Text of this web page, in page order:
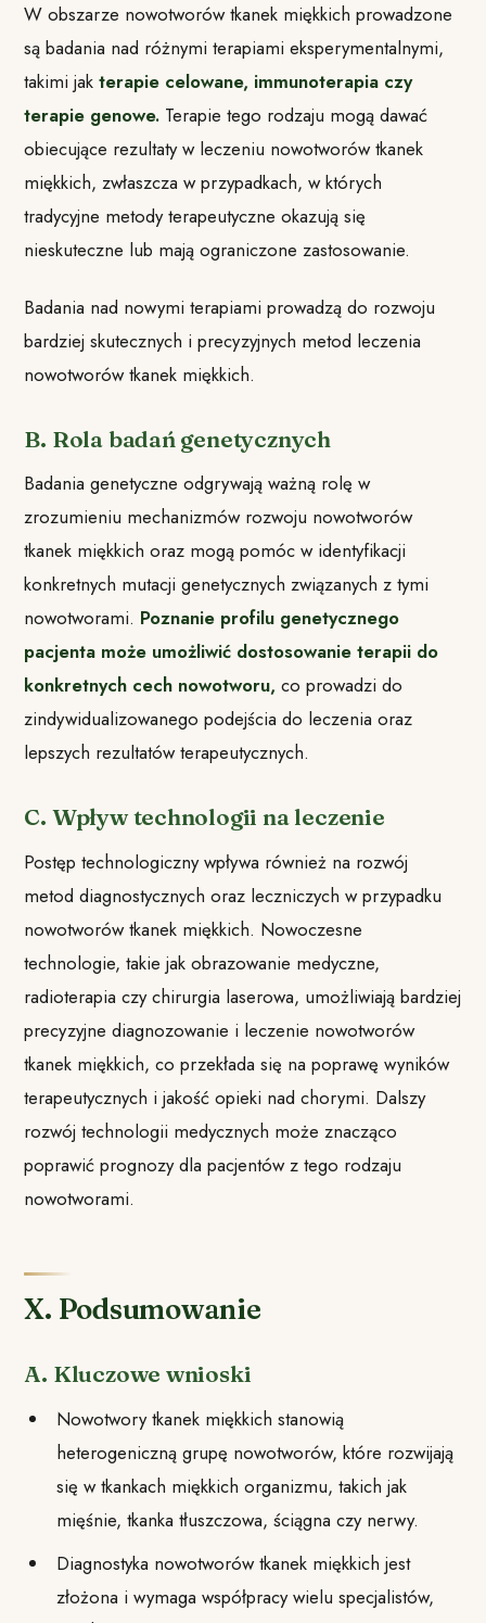
W obszarze nowotworów tkanek miękkich prowadzone
są badania nad różnymi terapiami eksperymentalnymi,
takimi jakterapie celowane, immunoterapia czy
terapie genowe. Terapie tego rodzaju mogą dawać
obiecujące rezultaty w leczeniu nowotworów tkanek
miękkich, zwłaszcza w przypadkach, w których
tradycyjne metody terapeutyczne okazują się
nieskuteczne lub mają ograniczone zastosowanie.
Badania nad nowymi terapiami prowadzą do rozwoju
bardziej skutecznych i precyzyjnych metod leczenia
nowotworów tkanek miękkich.
B. Rola badań genetycznych
Badania genetyczne odgrywają ważną rolę w
zrozumieniu mechanizmów rozwoju nowotworów
tkanek miękkich oraz mogą pomóc w identyfikacji
konkretnych mutacji genetycznych związanych z tymi
nowotworami. Poznanie profilu genetycznego
pacjenta może umożliwić dostosowanie terapii do
konkretnych cech nowotworu,co prowadzi do
zindywidualizowanego podejścia do leczenia oraz
lepszych rezultatów terapeutycznych.
C. Wpływ technologii na leczenie
Postęp technologiczny wpływa również na rozwój
metod diagnostycznych oraz leczniczych w przypadku
nowotworów tkanek miękkich. Nowoczesne
technologie, takie jak obrazowanie medyczne,
radioterapia czy chirurgia laserowa, umożliwiają bardziej
precyzyjne diagnozowanie i leczenie nowotworów
tkanek miękkich, co przekłada się na poprawę wyników
terapeutycznych i jakość opieki nad chorymi. Dalszy
rozwój technologii medycznych może znacząco
poprawić prognozy dla pacjentów z tego rodzaju
nowotworami.
X. Podsumowanie
A. Kluczowe wnioski
Nowotwory tkanek miękkich stanowią
heterogeniczną grupę nowotworów, które rozwijają
się w tkankach miękkich organizmu, takich jak
mięśnie, tkanka tłuszczowa, ściągna czy nerwy.
Diagnostyka nowotworów tkanek miękkich jest
złożona i wymaga współpracy wielu specjalistów,